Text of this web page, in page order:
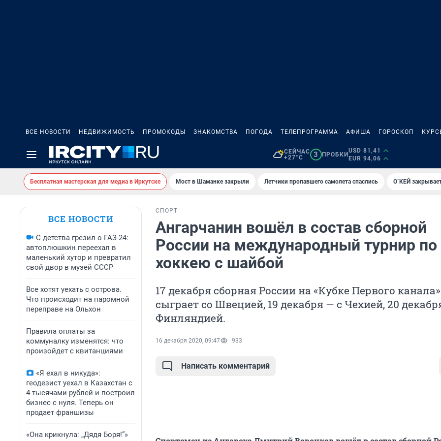
ВСЕ НОВОСТИ НЕДВИЖИМОСТЬ ПРОМОКОДЫ ЗНАКОМСТВА ПОГОДА ТЕЛЕПРОГРАММА АФИША ГОРОСКОП
СЕЙЧАС
+27°C
3 ПРОБКИ
USD 81,41
EUR 94,06
Бесплатная мастерская для медиа в Иркутске Мост в Шаманке закрыли Летчики пропавшего самолета спаслись О`КЕЙ
ВСЕ НОВОСТИ
С детства грезил о ГАЗ-24:
автоплюшкин переехал в
маленький хутор и превратил
свой двор в музей СССР
Все хотят уехать с острова.
Что происходит на паромной
переправе на Ольхон
Правила оплаты за
коммуналку изменятся: что
произойдет с квитанциями
«Я ехал в никуда»:
геодезист уехал в Казахстан с
4 тысячами рублей и построил
бизнес с нуля. Теперь он
продает франшизы
«Она крикнула: „Дядя Боря!“»
СПОРТ
Ангарчанин вошёл в состав сборной
России на международный турнир по
хоккею с шайбой
17 декабря сборная России на «Кубке Первого канала»
сыграет со Швецией, 19 декабря — с Чехией, 20
Финляндией.
16 декабря 2020, 09:47 933
Написать комментарий